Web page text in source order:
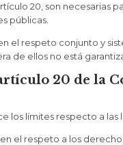
20, son necesarias
públicas.
el respeto conjunto y
de ellos no está
20 de la
los límites respecto a
el respeto a los